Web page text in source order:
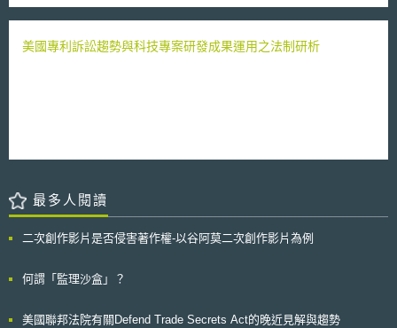
提出「資訊安全確保架構」，以ISO 27001/2與BS25999標準、及最佳實務
運作原則為參考基準，參考之依據主要是與雲端運算服務提供者及受委託第
三方（Third party outsourcers）有關之控制項。其後也會再參考其他的標
準如SP800-53，試圖提出更完善的資訊安全確保架構。 值得注意的
服務提供者與使用者雙方應負責之項目，服務提供者無從知悉在使用者虛擬
實體（Virtual Instance）中運作的應用程式（Application）。應用程式、平
台及在服務提供者基礎架構上的虛擬伺服器，概由使用者所完全主控，因此
使用者必須負責保護所佈署的應用程式之安全性。實務上的情形則多由服務
PaaS（Platform as a Service）模式中，通常由雲端服務提供者負責平台軟
以知悉其所採行的資訊安全措施。 在SaaS（Software as a Service）
出，打擊仿冒和盜版需要聯邦強而有力的反應；作為全球創新領導者的美國
政策而被傷害。此計畫提出33個執法策略行動項目（enforcement strategy
業年度損失205億美元產值、工作者年度短少55億美元的收入、也減少了原
本可帶來多於14萬個的工作職缺，結果使美國年度稅收短少了8.37億美元。
美國專利訴訟趨勢與科技專案研發成果運用之法制研析
最多人閱讀
二次創作影片是否侵害著作權-以谷阿莫二次創作影片為例
何謂「監理沙盒」？
美國聯邦法院有關Defend Trade Secrets Act的晚近見解與趨勢